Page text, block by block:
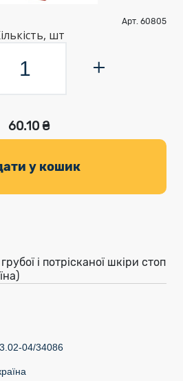
Арт. 60805
шт
60.10 ₴
у кошик
і потрісканої шкіри стоп
04/34086